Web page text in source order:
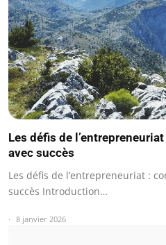
Les défis de
avec succès
Les défis de l’entrepreneuriat :
succès Introduction…
8 janvier 2026